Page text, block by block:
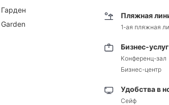
Пляжная
1-ая пляжная
Бизнес-
Конференц-зал
Бизнес-центр
Удобства в
Сейф